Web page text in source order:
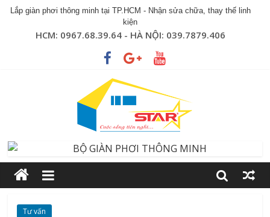
Lắp giàn phơi thông minh tại TP.HCM - Nhận sửa chữa, thay thế linh
kiện
HCM: 0967.68.39.64 - HÀ NỘI: 039.7879.406
Tư vấn